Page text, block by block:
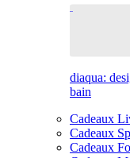
diaqua:
bain
Cadeaux
Cadeaux
Cadeaux